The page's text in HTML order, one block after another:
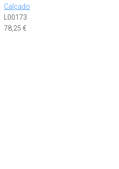
Calçado
L00173
78,25 €